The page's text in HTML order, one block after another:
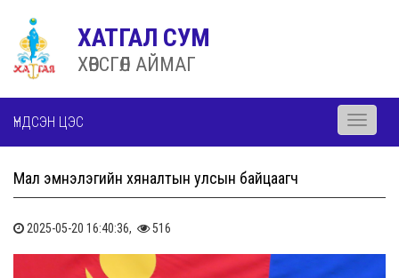
ХАТГАЛ СУМ
ХӨВСГӨЛ АЙМАГ
ҮНДСЭН ЦЭС
Toggle
Мал эмнэлэгийн хяналтын улсын байцаагч
2025-05-20 16:40:36, 516